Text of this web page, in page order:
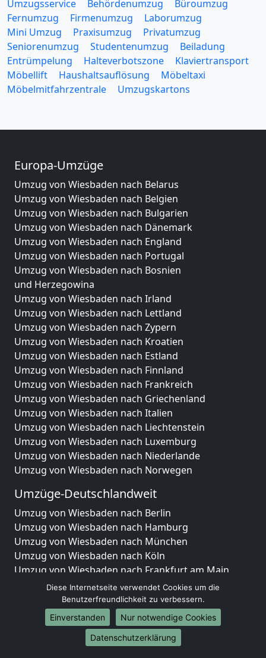
Umzugsservice Behördenumzug
Büroumzug
Fernumzug
Firmenumzug
Laborumzug
Mini Umzug
Praxisumzug
Privatumzug
Seniorenumzug
Studentenumzug
Beiladung
Entrümpelung
Halteverbotszone
Klaviertransport
Möbellift
Haushaltsauflösung
Möbeltaxi
Möbelmitfahrzentrale
Umzugskartons
Europa-Umzüge
Umzug von Wiesbaden nach Belarus
Umzug von Wiesbaden nach Belgien
Umzug von Wiesbaden nach Bulgarien
Umzug von Wiesbaden nach Dänemark
Umzug von Wiesbaden nach England
Umzug von Wiesbaden nach Portugal
Umzug von Wiesbaden nach Bosnien
und Herzegowina
Umzug von Wiesbaden nach Irland
Umzug von Wiesbaden nach Lettland
Umzug von Wiesbaden nach Zypern
Umzug von Wiesbaden nach Kroatien
Umzug von Wiesbaden nach Estland
Umzug von Wiesbaden nach Finnland
Umzug von Wiesbaden nach Frankreich
Umzug von Wiesbaden nach Griechenland
Umzug von Wiesbaden nach Italien
Umzug von Wiesbaden nach Liechtenstein
Umzug von Wiesbaden nach Luxemburg
Umzug von Wiesbaden nach Niederlande
Umzug von Wiesbaden nach Norwegen
Umzüge-Deutschlandweit
Umzug von Wiesbaden nach Berlin
Umzug von Wiesbaden nach Hamburg
Umzug von Wiesbaden nach München
Umzug von Wiesbaden nach Köln
Umzug von Wiesbaden nach Frankfurt am Main
Umzug von Wiesbaden nach Stuttgart
Umzug von Wiesbaden nach Düsseldorf
Umzug von Wiesbaden nach Leipzig
Umzug von Wiesbaden nach Dortmund
Umzug von Wiesbaden nach Essen
Diese Internetseite verwendet Cookies um die
Benutzerfreundlichkeit zu verbessern.
Einverstanden
Nur notwendige Cookies
Datenschutzerklärung